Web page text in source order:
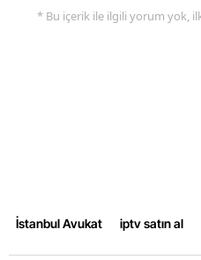
* Bu içerik ile ilgili yorum yok,
İstanbul Avukat iptv satın al